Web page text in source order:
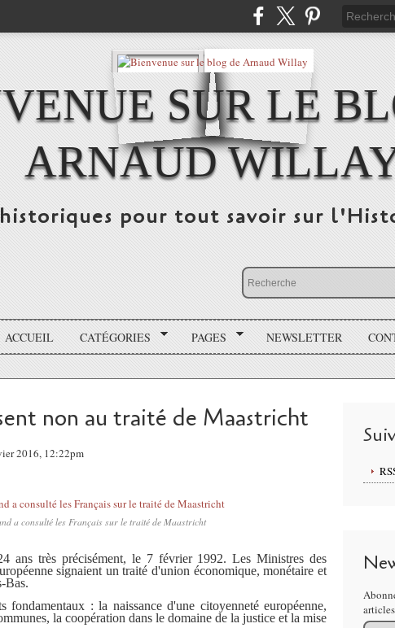
SUR LE
ARNAUD
pour tout savoir sur
ACCUEIL CATÉGORIES PAGES NEWSLETTER
non au traité de Maastricht
2016, 12:22pm
a consulté les Français sur le traité de Maastricht
ans très précisément, le 7 février 1992. Les Ministres des
signaient un traité d'union économique, monétaire et
Bas.
: la naissance d'une citoyenneté européenne,
la coopération dans le domaine de la justice et la mise